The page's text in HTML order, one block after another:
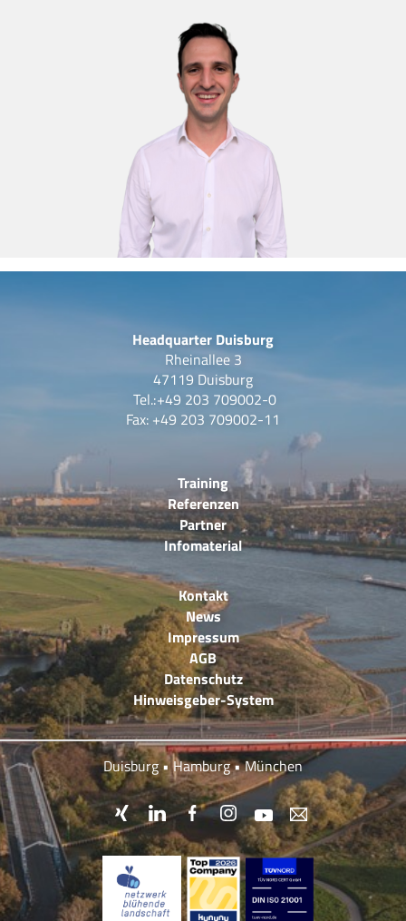
Headquarter Duisburg
Rheinallee 3
47119 Duisburg
Tel.:+49 203 709002-0
Fax: +49 203 709002-11
Training
Referenzen
Partner
Infomaterial
Kontakt
News
Impressum
AGB
Datenschutz
Hinweisgeber-System
Duisburg • Hamburg • München